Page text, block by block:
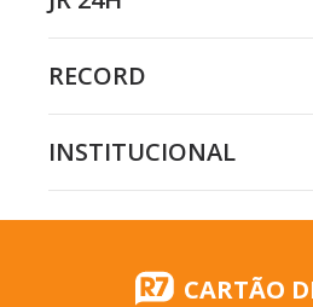
RECORD
INSTITUCIONAL
CARTÃO